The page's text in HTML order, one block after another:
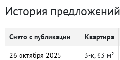
История
Снято с публикации Квартира
26 октября 2025 3-к, 63 м²